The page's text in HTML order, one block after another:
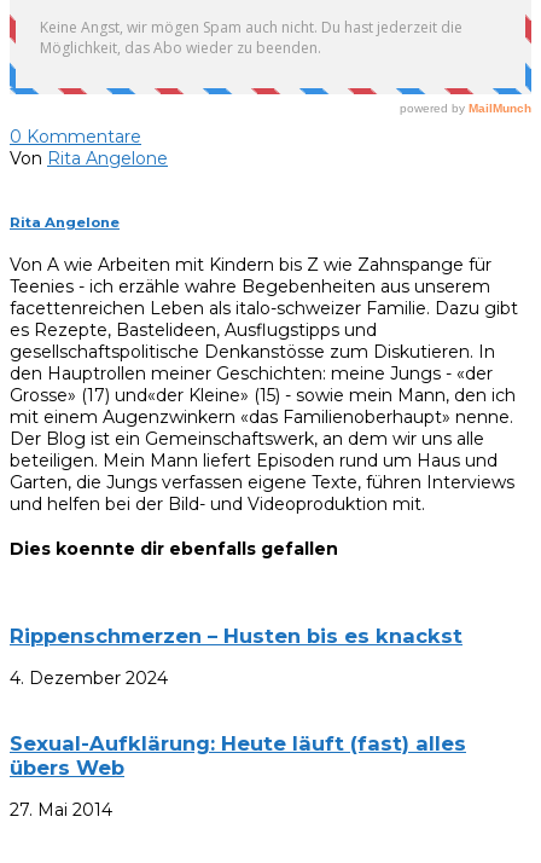
0 Kommentare
Von Rita Angelone
Rita Angelone
Von A wie Arbeiten mit Kindern bis Z wie Zahnspange für
Teenies - ich erzähle wahre Begebenheiten aus unserem
facettenreichen Leben als italo-schweizer Familie. Dazu gibt
es Rezepte, Bastelideen, Ausflugstipps und
gesellschaftspolitische Denkanstösse zum Diskutieren. In
den Hauptrollen meiner Geschichten: meine Jungs - «der
Grosse» (17) und«der Kleine» (15) - sowie mein Mann, den ich
mit einem Augenzwinkern «das Familienoberhaupt» nenne.
Der Blog ist ein Gemeinschaftswerk, an dem wir uns alle
beteiligen. Mein Mann liefert Episoden rund um Haus und
Garten, die Jungs verfassen eigene Texte, führen Interviews
und helfen bei der Bild- und Videoproduktion mit.
Dies koennte dir ebenfalls gefallen
Rippenschmerzen – Husten bis es knackst
4. Dezember 2024
Sexual-Aufklärung: Heute läuft (fast) alles
übers Web
27. Mai 2014